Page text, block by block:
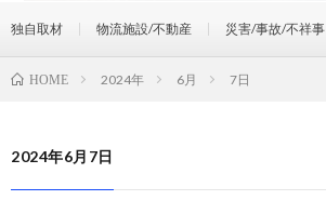
独自取材 物流施設/不動産 災害/事故/不祥事
HOME 2024年 6月 7日
2024年6月7日